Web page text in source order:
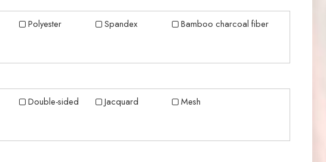
Polyester Spandex
Bamboo charcoal fiber
Double-sided Jacquard
Mesh